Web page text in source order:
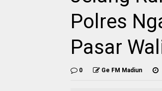
Polres
Pasar
0 Ge FM Madiun